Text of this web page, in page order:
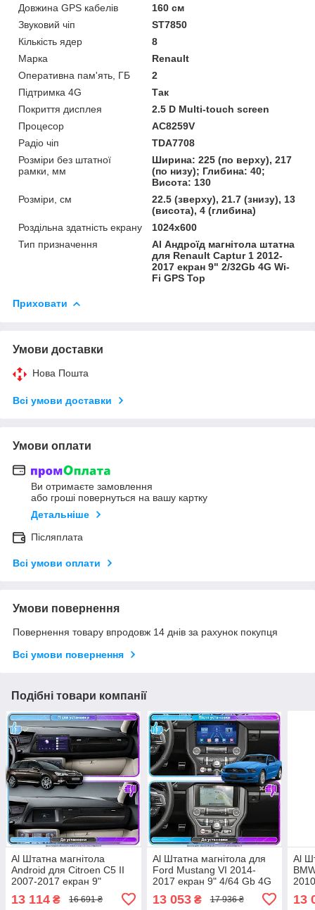
Довжина GPS кабелів
160 см
Звуковий чіп
ST7850
Кількість ядер
8
Марка
Renault
Оперативна пам'ять, ГБ
2
Підтримка 4G
Так
Покриття дисплея
2.5 D Multi-touch screen
Процесор
AC8259V
Радіо чіп
TDA7708
Розміри без штатної
рамки, мм
Ширина: 225 (по верху), 217
(по низу); Глибина: 40;
Висота: 130
Розміри, см
22.5 (зверху), 21.7 (знизу), 13
(висота), 4 (глибина)
Роздільна здатність екрану
1024х600
Тип призначення
Al Андроїд магнітола штатна
для Renault Captur 1 2012-
2017 екран 9" 2/32Gb 4G Wi-
Fi GPS Top
Приховати
Умови доставки
Нова Пошта
Всі умови доставки
Умови оплати
Ви отримаєте замовлення
або гроші повернуться на вашу картку
Детальніше
Післяплата
Всі умови оплати
Умови повернення
Повернення товару впродовж 14 днів за рахунок покупця
Всі умови повернення
Подібні товари компанії
Al Штатна магнітола
Android для Citroen C5 II
2007-2017 екран 9"
4/64Gb 4G Wi-Fi GPS Top
13 114 ₴ 16 691 ₴
Al Штатна магнітола для
Ford Mustang VI 2014-
2017 екран 9" 4/64 Gb 4G
13 053₴ 17 936 ₴
Al
13